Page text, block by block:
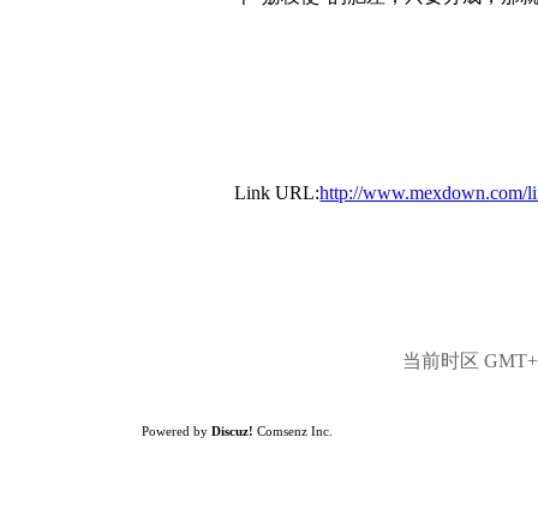
Link URL:http://
当前时区
Powered by Discuz! Comsenz Inc.